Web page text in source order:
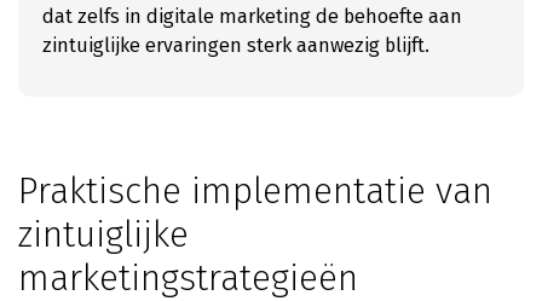
dat zelfs in digitale marketing de behoefte aan
zintuiglijke ervaringen sterk aanwezig blijft.
Praktische implementatie van
zintuiglijke
marketingstrategieën